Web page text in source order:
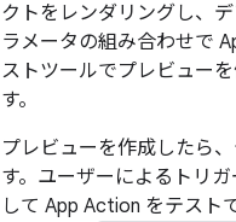
クトをレンダリングし、
ラメータの組み合わせで
ストツールでプレビュー
す。
プレビューを作成したら
す。ユーザーによるトリ
して App Action をテスト